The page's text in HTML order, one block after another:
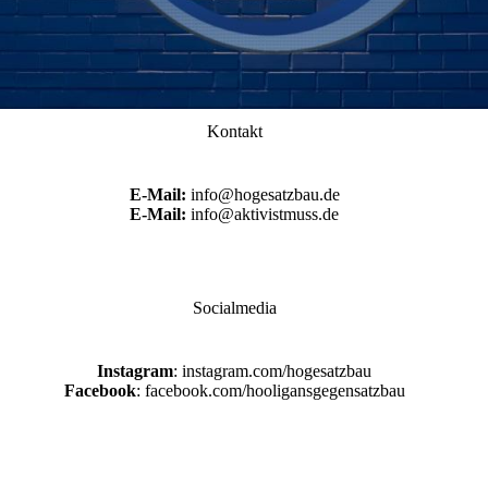
Kontakt
E-Mail: info@hogesatzbau.de
E-Mail: info@aktivistmuss.de
Socialmedia
Instagram: instagram.com/hogesatzbau
Facebook: facebook.com/hooligansgegensatzbau